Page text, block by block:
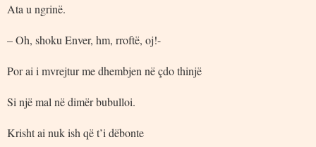
Ata u ngrinë.
– Oh, shoku Enver, hm, rroftë, oj!-
Por ai i mvrejtur me dhembjen në çdo thinjë
Si një mal në dimër bubulloi.
Krisht ai nuk ish që t’i dëbonte